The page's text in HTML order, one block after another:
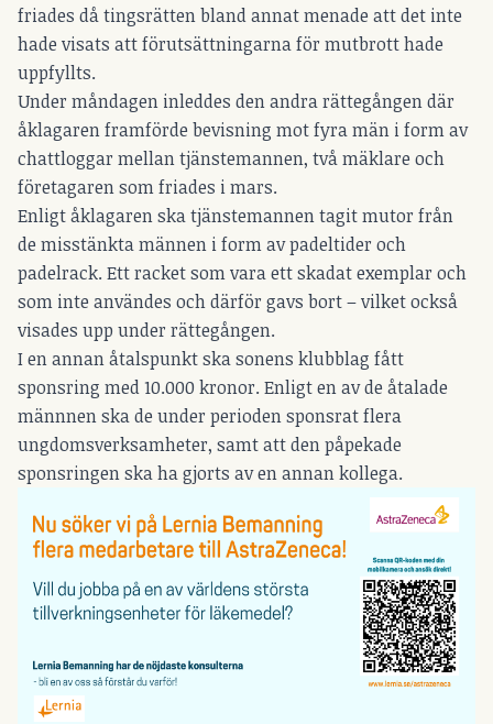
friades då tingsrätten bland annat menade att det inte
hade visats att förutsättningarna för mutbrott hade
uppfyllts.
Under måndagen inleddes den andra rättegången där
åklagaren framförde bevisning mot fyra män i form av
chattloggar mellan tjänstemannen, två mäklare och
företagaren som friades i mars.
Enligt åklagaren ska tjänstemannen tagit mutor från
de misstänkta männen i form av padeltider och
padelrack. Ett racket som vara ett skadat exemplar och
som inte användes och därför gavs bort – vilket också
visades upp under rättegången.
I en annan åtalspunkt ska sonens klubblag fått
sponsring med 10.000 kronor. Enligt en av de åtalade
männnen ska de under perioden sponsrat flera
ungdomsverksamheter, samt att den påpekade
sponsringen ska ha gjorts av en annan kollega.